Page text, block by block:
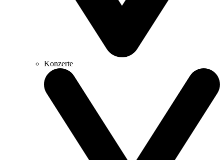
Konzerte